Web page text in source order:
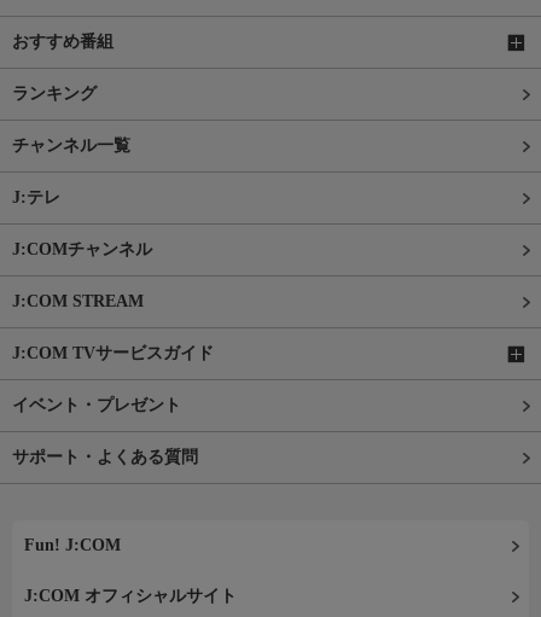
おすすめ番組
ランキング
チャンネル一覧
J:テレ
J:COMチャンネル
J:COM STREAM
J:COM TVサービスガイド
イベント・プレゼント
サポート・よくある質問
Fun! J:COM
J:COM オフィシャルサイト